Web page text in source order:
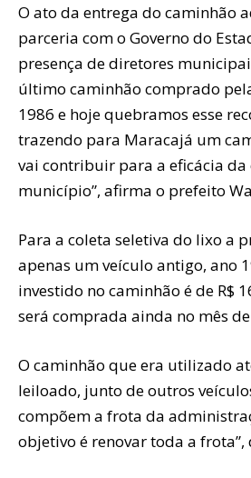
O ato da entrega do caminhão
parceria com o Governo do
presença de diretores
último caminhão comprado
1986 e hoje quebramos esse
trazendo para Maracajá um
vai contribuir para a eficácia da
município”, afirma o prefeito
Para a coleta seletiva do lixo a
apenas um veículo antigo, ano
investido no caminhão é de R$
será comprada ainda no mês
O caminhão que era utilizado
leiloado, junto de outros
compõem a frota da
objetivo é renovar toda a frota”,